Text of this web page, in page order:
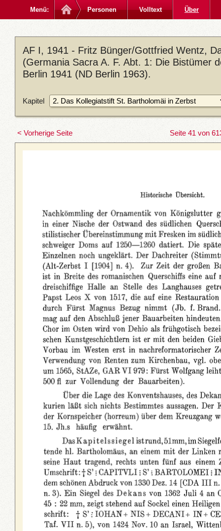
Menü: Personen Volltext Über
AF I, 1941 - Fritz Bünger/Gottfried Wentz,
(Germania Sacra A. F. Abt. 1: Die Bistümer
Berlin 1941 (ND Berlin 1963).
Kapitel
< Vorherige Seite Seite 41 von